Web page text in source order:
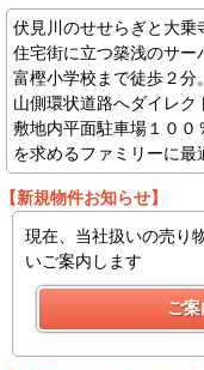
伏見川のせせらぎと大乗
住宅街に立つ築浅のサー
富樫小学校まで徒歩２分
山側環状道路へダイレク
敷地内平面駐車場１００
を求めるファミリーに最
【新規物件お知らせ】
現在、当社扱いの売り
いご案内します